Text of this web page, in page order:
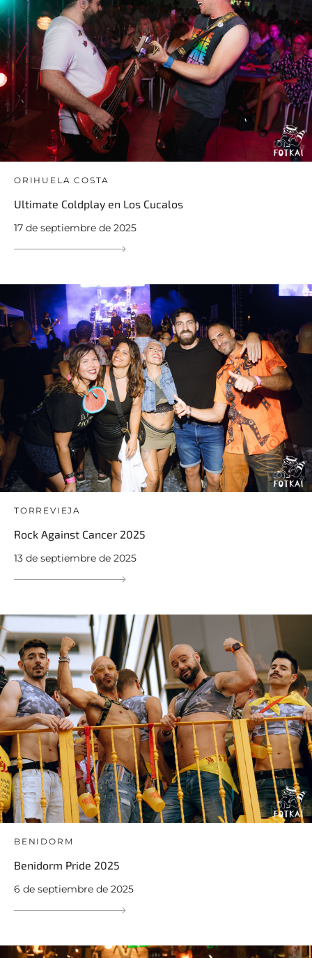
ORIHUELA COSTA
Ultimate Coldplay en Los Cucalos
17 de septiembre de 2025
TORREVIEJA
Rock Against Cancer 2025
13 de septiembre de 2025
BENIDORM
Benidorm Pride 2025
6 de septiembre de 2025